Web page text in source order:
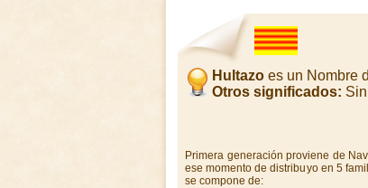
Hultazo es un Nombre
Otros significados:
Primera generación proviene de
ese momento de distribuyo en 5
se compone de: